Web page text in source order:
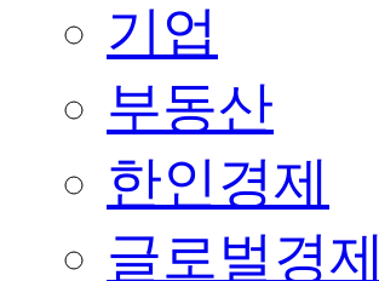
기업
부동산
한인경제
글로벌경제